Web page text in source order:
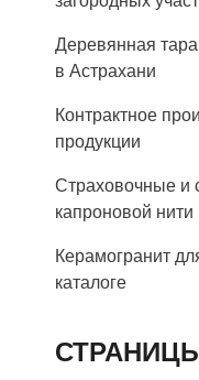
Деревянная
в Астрахани
Контрактное
продукции
Страховочные и
капроновой нити
Керамогранит
каталоге